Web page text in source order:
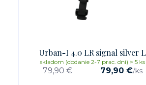
Urban-I 4.0 LR signal silver L
79,90 € 79,90 €/ks
skladom (dodanie 2-7 prac. dni) > 5 ks